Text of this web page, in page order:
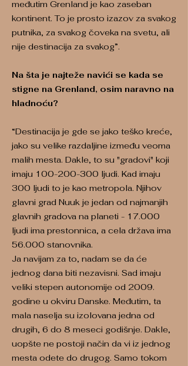
međutim Grenland je kao zaseban
kontinent. To je prosto izazov za svakog
putnika, za svakog čoveka na svetu, ali
nije destinacija za svakog”.
Na šta je najteže navići se kada se
stigne na Grenland, osim naravno na
hladnoću?
“Destinacija je gde se jako teško kreće,
jako su velike razdaljine između veoma
malih mesta. Dakle, to su "gradovi" koji
imaju 100-200-300 ljudi. Kad imaju
300 ljudi to je kao metropola. Njihov
glavni grad Nuuk je jedan od najmanjih
glavnih gradova na planeti - 17.000
ljudi ima prestonnica, a cela država ima
56.000 stanovnika.
Ja navijam za to, nadam se da će
jednog dana biti nezavisni. Sad imaju
veliki stepen autonomije od 2009.
godine u okviru Danske. Međutim, ta
mala naselja su izolovana jedna od
drugih, 6 do 8 meseci godišnje. Dakle,
uopšte ne postoji način da vi iz jednog
mesta odete do drugog. Samo tokom